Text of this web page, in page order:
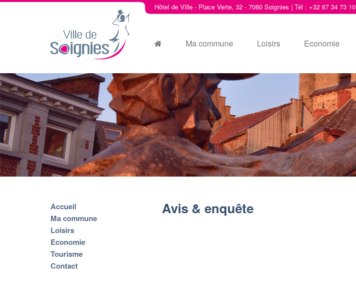
Hôtel de Ville - Place Verte, 32 - 7060 Soignies | Tél : +32 67 34 73 10
Ma commune Loisirs Economie
Accueil
Ma commune
Loisirs
Economie
Tourisme
Contact
Avis & enquête